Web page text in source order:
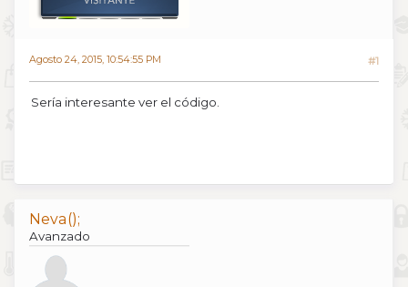
Agosto 24, 2015, 10:54:55 PM #1
Sería interesante ver el código.
Neva();
Avanzado